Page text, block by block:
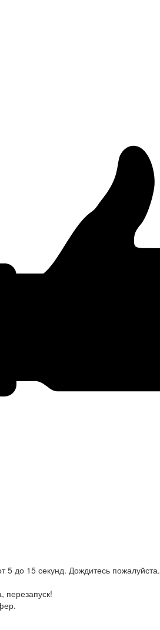
5 до 15 секунд. Дождитесь пожалуйста.